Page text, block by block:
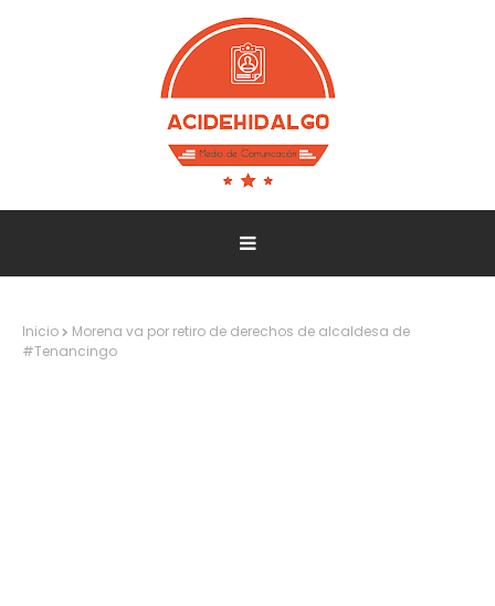
Inicio
Morena va por retiro de derechos de alcaldesa de
#Tenancingo